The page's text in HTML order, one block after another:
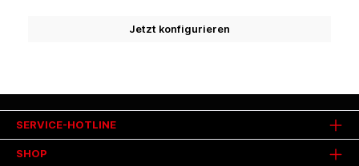
Jetzt konfigurieren
SHOP
SERVICE-HOTLINE